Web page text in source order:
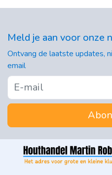
Meld je aan voor onze
Ontvang de laatste updates,
email